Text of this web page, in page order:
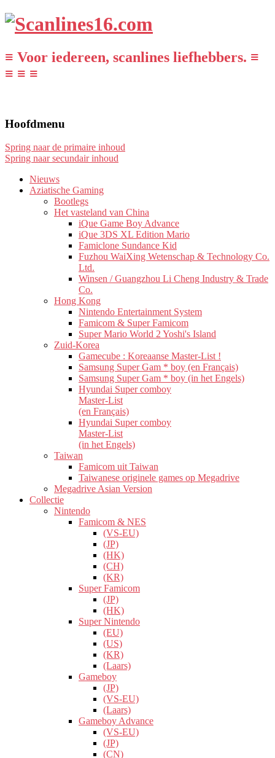
≡ Voor iedereen, scanlines liefhebbers. ≡
≡ ≡ ≡
Hoofdmenu
Spring naar de primaire inhoud
Spring naar secundair inhoud
Nieuws
Aziatische Gaming
Bootlegs
Het vasteland van China
iQue Game Boy Advance
iQue 3DS XL Edition Mario
Famiclone Sundance Kid
Fuzhou WaiXing Wetenschap & Technology Co.
Ltd.
Winsen / Guangzhou Li Cheng Industry & Trade
Co.
Hong Kong
Nintendo Entertainment System
Famicom & Super Famicom
Super Mario World 2 Yoshi's Island
Zuid-Korea
Gamecube : Koreaanse Master-List !
Samsung Super Gam * boy (en Français)
Samsung Super Gam * boy (in het Engels)
Hyundai Super comboy
Master-List
(en Français)
Hyundai Super comboy
Master-List
(in het Engels)
Taiwan
Famicom uit Taiwan
Taiwanese originele games op Megadrive
Megadrive Asian Version
Collectie
Nintendo
Famicom & NES
(VS-EU)
(JP)
(HK)
(CH)
(KR)
Super Famicom
(JP)
(HK)
Super Nintendo
(EU)
(US)
(KR)
(Laars)
Gameboy
(JP)
(VS-EU)
(Laars)
Gameboy Advance
(VS-EU)
(JP)
(CN)